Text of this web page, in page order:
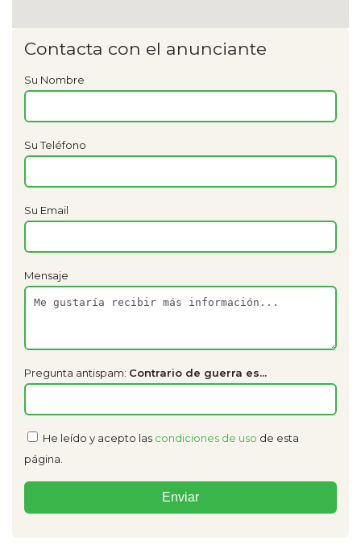
Contacta con el anunciante
Su Nombre
Su Teléfono
Su Email
Mensaje
Pregunta antispam: Contrario de guerra es...
He leído y acepto las condiciones de uso de esta
página.